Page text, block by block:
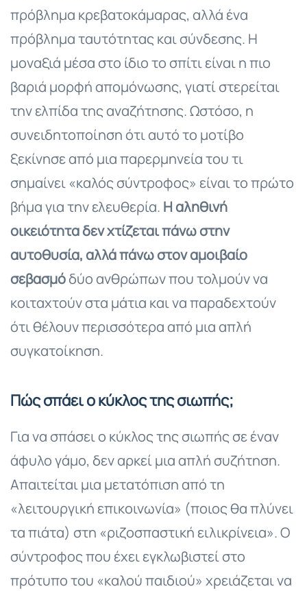
πρόβλημα κρεβατοκάμαρας, αλλά ένα
πρόβλημα ταυτότητας και σύνδεσης. Η
μοναξιά μέσα στο ίδιο το σπίτι είναι η πιο
βαριά μορφή απομόνωσης, γιατί στερείται
την ελπίδα της αναζήτησης. Ωστόσο, η
συνειδητοποίηση ότι αυτό το μοτίβο
ξεκίνησε από μια παρερμηνεία του τι
σημαίνει «καλός σύντροφος» είναι το πρώτο
βήμα για την ελευθερία. Η αληθινή
οικειότητα δεν χτίζεται πάνω στην
αυτοθυσία, αλλά πάνω στον αμοιβαίο
σεβασμόδύο ανθρώπων που τολμούν να
κοιταχτούν στα μάτια και να παραδεχτούν
ότι θέλουν περισσότερα από μια απλή
συγκατοίκηση.
Πώς σπάει ο κύκλος της σιωπής;
Για να σπάσει ο κύκλος της σιωπής σε έναν
άφυλο γάμο, δεν αρκεί μια απλή συζήτηση.
Απαιτείται μια μετατόπιση από τη
«λειτουργική επικοινωνία» (ποιος θα πλύνει
τα πιάτα) στη «ριζοσπαστική ειλικρίνεια». Ο
σύντροφος που έχει εγκλωβιστεί στο
πρότυπο του «καλού παιδιού» χρειάζεται να